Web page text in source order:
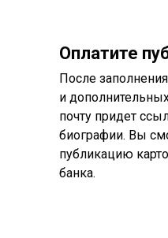
Оплатите
После
и
почту придет
биографии. Вы
публикацию
банка.